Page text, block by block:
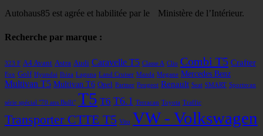
Autohaus85 est agrée et habilitée par le Ministère de l’Intérieur.
Recherche par marque :
323 F A4 Avant Astra Audi Caravelle T5 Classe A Clio Combi T5 Crafter
Fox Golf Hyundai Ibiza Laguna Land Cruiser Mazda Megane Mercedes Benz
Multivan T5 Multivan T6 Opel Partner Peugeot Renault Seat SMART Sportsvan
série spécial "70 ans Bulli" T5 T6 T6.1 Terracan Toyota Traffic
Transporter CTTE T5 Vito VW - Volkswagen